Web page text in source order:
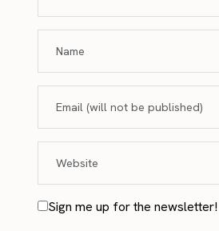
Sign me up for the newsletter!